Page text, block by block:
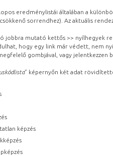
eredménylistái általában a
sorrendhez). Az aktuális
jobbra mutató kettős >> nyílhegyek
hogy egy link már védett, nem
gombjával, vagy
” képernyőn két adat
képzés